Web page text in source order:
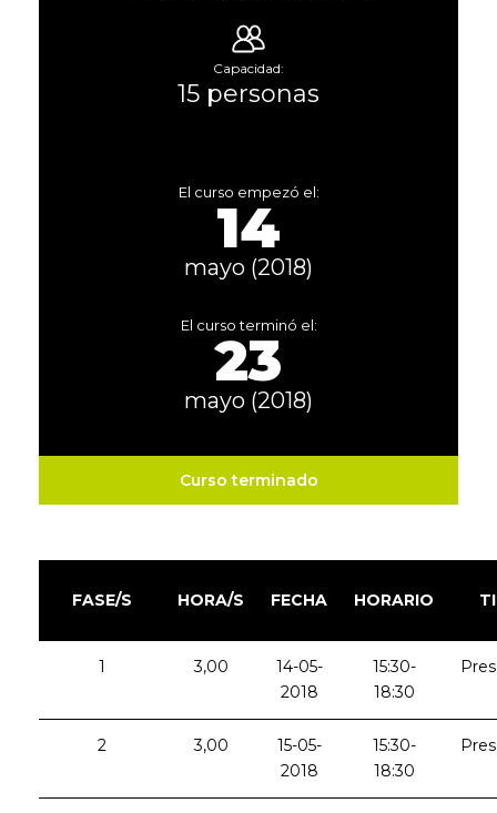
Capacidad:
15 personas
El curso empezó el:
14
mayo (2018)
El curso terminó el:
23
mayo (2018)
Curso terminado
FASE/S HORA/S FECHA HORARIO
1 3,00
14-05-
2018
15:30-
18:30
2 3,00
15-05-
2018
15:30-
18:30